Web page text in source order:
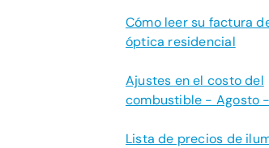
Cómo leer su factura
óptica residencial
Ajustes en el costo del
combustible - Agosto
Lista de precios de